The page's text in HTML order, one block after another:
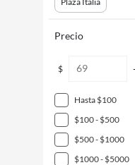
Precio
$
hasta $100
$100 - $500
$500 - $1000
$1000 - $5000